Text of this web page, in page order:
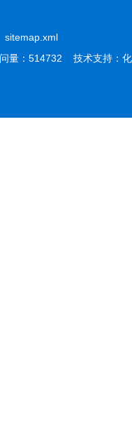
sitemap.xml
量：514732 技术支持： 化